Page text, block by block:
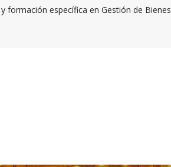
formación específica en Gestión de Bienes